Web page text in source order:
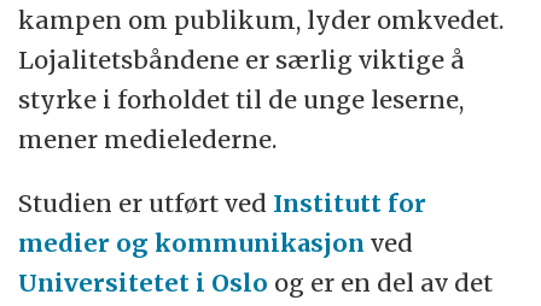
kampen om publikum, lyder omkvedet.
Lojalitetsbåndene er særlig viktige å
styrke i forholdet til de unge leserne,
mener medielederne.
Studien er utført ved Institutt for
medier og kommunikasjon ved
Universitetet i Oslo og er en del av det